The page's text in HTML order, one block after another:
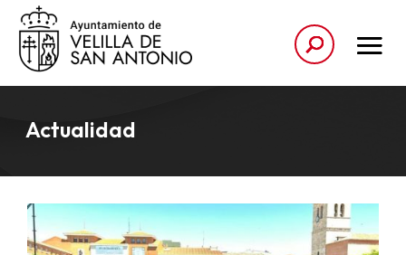
Actualidad